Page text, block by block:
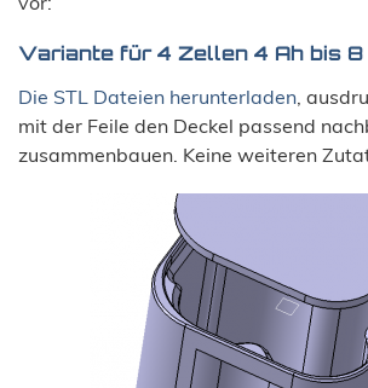
Variante für 4 Zellen 4 Ah bis 8
Die STL Dateien herunterladen,
mit der Feile den Deckel passend
zusammenbauen. Keine weiteren